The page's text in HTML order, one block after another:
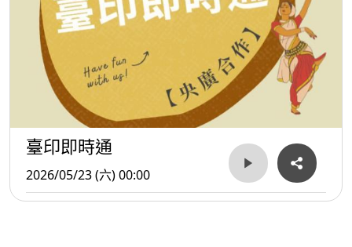
臺印即時通
2026/05/23 (六) 00:00